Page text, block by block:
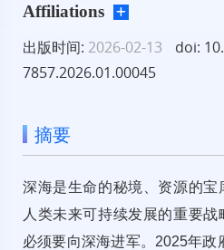
Affiliations
出版时间: 2026-02-13
doi:
7857.2026.01.00045
摘要
深海是生命的秘境、资源的宝
人类未来可持续发展的重要战
必须要向深海进军。2025年政